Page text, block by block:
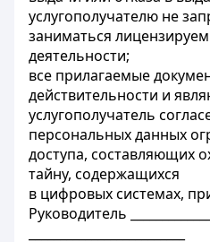
услугополучателю не
заниматься
деятельности;
все прилагаемые
действительности и
услугополучатель
персональных данных
доступа, составляющих
тайну, содержащихся
в цифровых системах,
Руководитель